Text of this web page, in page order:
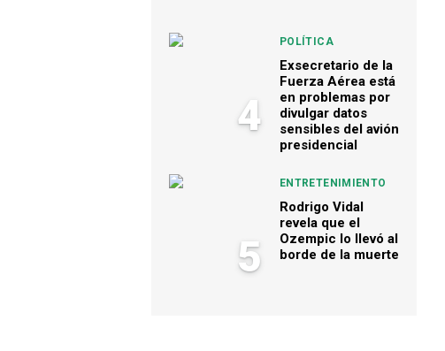
4
POLÍTICA
Exsecretario de la
Fuerza Aérea está
en problemas por
divulgar datos
sensibles del avión
presidencial
5
ENTRETENIMIENTO
Rodrigo Vidal
revela que el
Ozempic lo llevó al
borde de la muerte